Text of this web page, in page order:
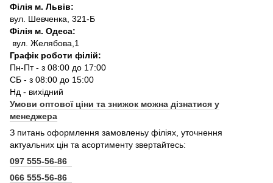
Філія м. Львів:
вул. Шевченка, 321-Б
Філія м. Одеса:
вул. Желябова,1
Графік роботи філій:
Пн-Пт - з 08:00 до 17:00
СБ - з 08:00 до 15:00
Нд - вихідний
Умови оптової ціни та знижок можна дізнатися у
менеджера
З питань оформлення замовленьу філіях, уточнення
актуальних цін та асортименту звертайтесь:
097 555-56-86
066 555-56-86